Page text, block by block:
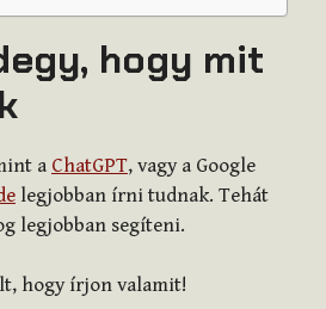
hogy mit
a ChatGPT, vagy a Google
legjobban írni tudnak. Tehát
legjobban segíteni.
hogy írjon valamit!